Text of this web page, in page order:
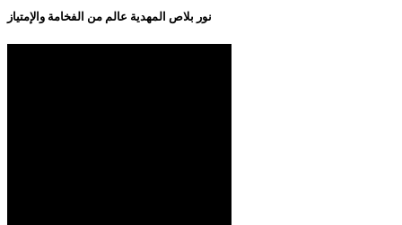
نور بلاص المهدية عالم من الفخامة والإمتياز